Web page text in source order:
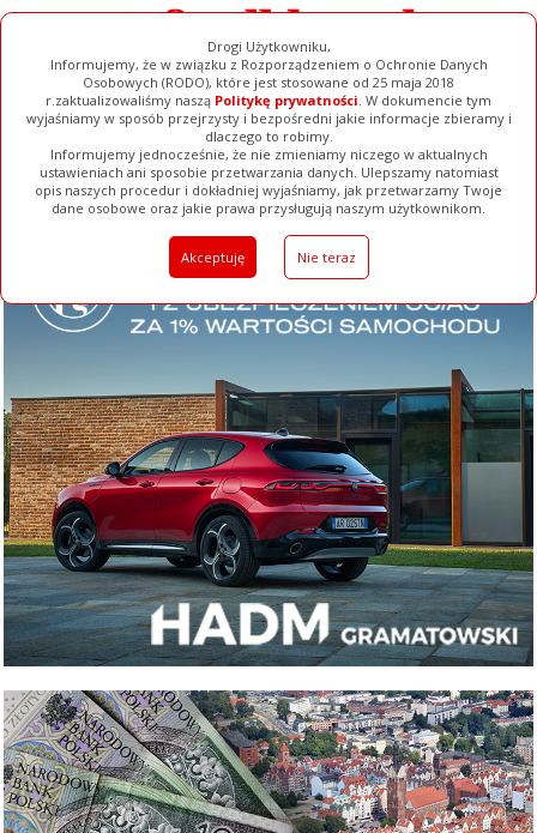
Drogi Użytkowniku,
Informujemy, że w związku z Rozporządzeniem o Ochronie Danych
Osobowych (RODO), które jest stosowane od 25 maja 2018
r.zaktualizowaliśmy naszą Politykę prywatności. W dokumencie tym
wyjaśniamy w sposób przejrzysty i bezpośredni jakie informacje zbieramy i
dlaczego to robimy.
Informujemy jednocześnie, że nie zmieniamy niczego w aktualnych
ustawieniach ani sposobie przetwarzania danych. Ulepszamy natomiast
opis naszych procedur i dokładniej wyjaśniamy, jak przetwarzamy Twoje
dane osobowe oraz jakie prawa przysługują naszym użytkownikom.
Akceptuję Nie teraz
Ogłoszenia Filmy Galerie Baza Firm Pełna Wersja